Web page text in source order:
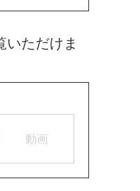
ただけま
動画